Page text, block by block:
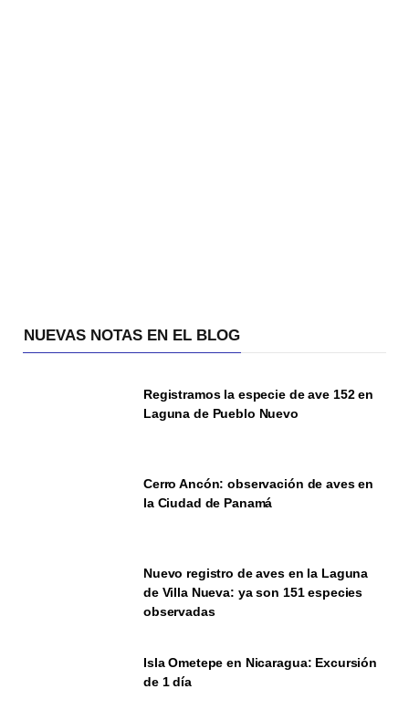
NUEVAS NOTAS EN EL BLOG
Registramos la especie de ave 152 en
Laguna de Pueblo Nuevo
Cerro Ancón: observación de aves en
la Ciudad de Panamá
Nuevo registro de aves en la Laguna
de Villa Nueva: ya son 151 especies
observadas
Isla Ometepe en Nicaragua: Excursión
de 1 día